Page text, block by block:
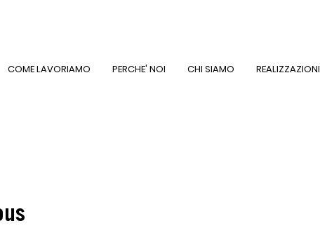
COME LAVORIAMO PERCHE' NOI CHI SIAMO REALIZZAZIONI